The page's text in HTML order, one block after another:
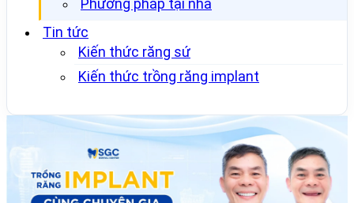
Phương pháp tại nhà
Tin tức
Kiến thức răng sứ
Kiến thức trồng răng implant